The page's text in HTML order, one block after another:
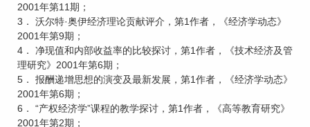
2001年第11期；
3． 沃尔特·奥伊经济理论贡献评介，第1作者，《经济学动态》
2001年第9期；
4． 净现值和内部收益率的比较探讨，第1作者，《技术经济及管
理研究》2001年第6期；
5． 报酬递增思想的演变及最新发展，第1作者，《经济学动态》
2001年第6期；
6． “产权经济学”课程的教学探讨，第1作者，《高等教育研究》
2001年第2期；